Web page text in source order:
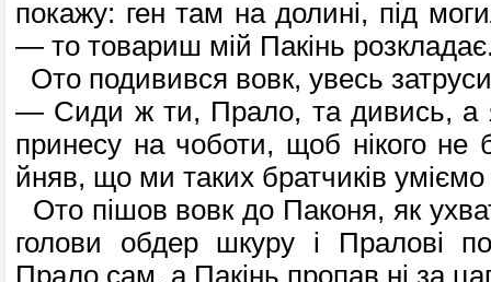
покажу: ген там на долині, під
— то товариш мій Пакінь
Ото подивився вовк, увесь
— Сиди ж ти, Прало, та дивись, а я
принесу на чоботи, щоб нікого не
йняв, що ми таких братчиків уміємо
Ото пішов вовк до Паконя, як
голови обдер шкуру і Пралові
Прало сам, а Пакінь пропав ні за